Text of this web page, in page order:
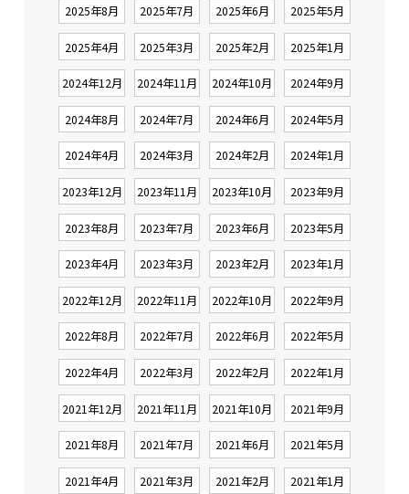
2025年8月 2025年7月 2025年6月 2025年5月
2025年4月 2025年3月 2025年2月 2025年1月
2024年12月 2024年11月 2024年10月 2024年9月
2024年8月 2024年7月 2024年6月 2024年5月
2024年4月 2024年3月 2024年2月 2024年1月
2023年12月 2023年11月 2023年10月 2023年9月
2023年8月 2023年7月 2023年6月 2023年5月
2023年4月 2023年3月 2023年2月 2023年1月
2022年12月 2022年11月 2022年10月 2022年9月
2022年8月 2022年7月 2022年6月 2022年5月
2022年4月 2022年3月 2022年2月 2022年1月
2021年12月 2021年11月 2021年10月 2021年9月
2021年8月 2021年7月 2021年6月 2021年5月
2021年4月 2021年3月 2021年2月 2021年1月